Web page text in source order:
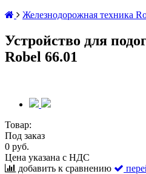
Железнодорожная техника
Устройство для
Robel 66.01
Товар:
Под заказ
0 руб.
Цена указана с НДС
добавить к сравнению